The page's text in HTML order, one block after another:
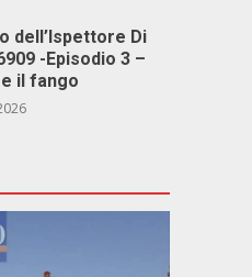
dell’Ispettore Di
-Episodio 3 –
il fango